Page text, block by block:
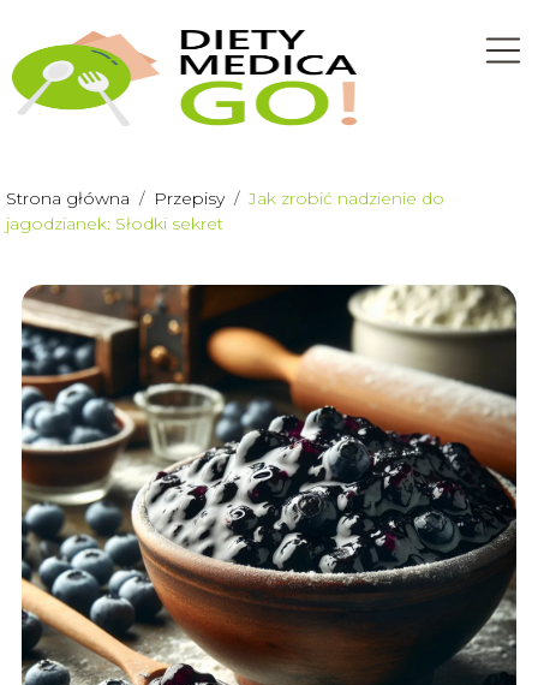
Strona główna / Przepisy /Jak zrobić nadzienie do
jagodzianek: Słodki sekret